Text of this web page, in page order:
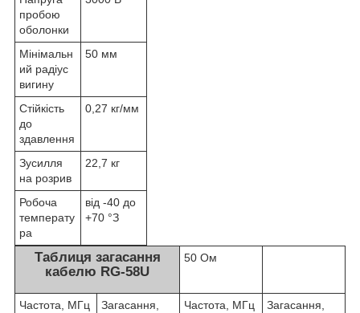
пробою
оболонки
Мінімальн
ий радіус
вигину
50 мм
Стійкість
до
здавлення
0,27 кг/мм
Зусилля
на розрив
22,7 кг
Робоча
температу
ра
від -40 до
+70 °З
Таблиця загасання
кабелю RG-58U
50 Ом
Частота, МГц
Загасання,
Частота, МГц
Загасання,